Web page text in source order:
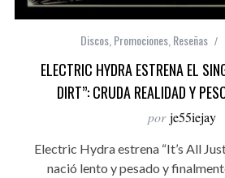
Discos Promociones Reseñas
ELECTRIC HYDRA ESTRENA EL
DIRT”: CRUDA REALIDAD Y
por je55iejay
Electric Hydra estrena “It’s All
nació lento y pesado y